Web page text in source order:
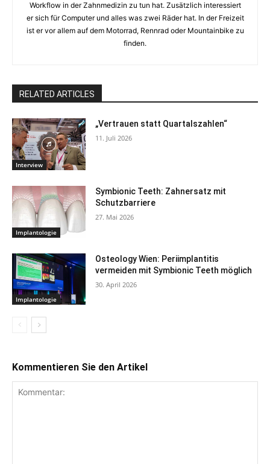
Workflow in der Zahnmedizin zu tun hat. Zusätzlich interessiert
er sich für Computer und alles was zwei Räder hat. In der Freizeit
ist er vor allem auf dem Motorrad, Rennrad oder Mountainbike zu
finden.
RELATED ARTICLES
Interview
„Vertrauen statt Quartalszahlen“
11. Juli 2026
Implantologie
Symbionic Teeth: Zahnersatz mit
Schutzbarriere
27. Mai 2026
Implantologie
Osteology Wien: Periimplantitis
vermeiden mit Symbionic Teeth möglich
30. April 2026
Kommentieren Sie den Artikel